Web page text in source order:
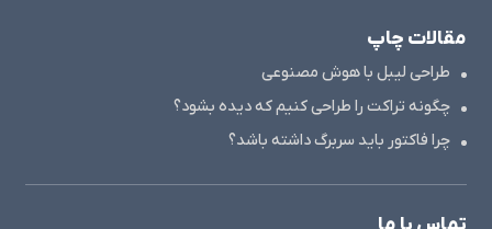
انواع متداول کارت ویزیت لمینت مات
مقالات چاپ
طراحی لیبل با هوش مصنوعی
چگونه تراکت را طراحی کنیم که دیده بشود؟
چرا فاکتور باید سربرگ داشته باشد؟